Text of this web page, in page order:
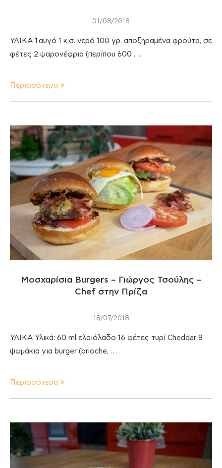
01/08/2018
ΥΛΙΚΑ 1 αυγό 1 κ.σ. νερό 100 γρ. αποξηραμένα φρούτα, σε
φέτες 2 ψαρονέφρια (περίπου 600 …
Περισσότερα
Μοσχαρίσια Burgers – Γιώργος Τσούλης –
Chef στην Πρίζα
18/07/2018
ΥΛΙΚΑ Υλικά: 60 ml ελαιόλαδο 16 φέτες τυρί Cheddar 8
ψωμάκια για burger (brioche, …
Περισσότερα